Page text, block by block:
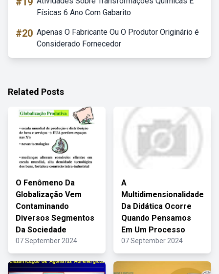
Físicas 6 Ano Com Gabarito
#20 Apenas O Fabricante Ou O Produtor Originário é
Considerado Fornecedor
Related Posts
O Fenômeno Da
Globalização Vem
Contaminando
Diversos Segmentos
Da Sociedade
07 September 2024
A
Multidimensionalidade
Da Didática Ocorre
Quando Pensamos
Em Um Processo
07 September 2024